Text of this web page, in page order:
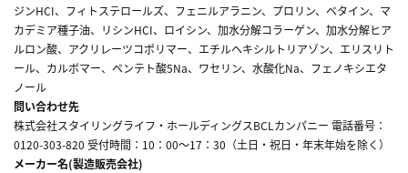
ジンHCI、フィトステロールズ、フェニルアラニン、プロリン、ベタイン、マ
カデミア種子油、リシンHCI、ロイシン、加水分解コラーゲン、加水分解ヒア
ルロン酸、アクリレーツコポリマー、エチルヘキシルトリアゾン、エリスリト
ール、カルボマー、ペンテト酸5Na、ワセリン、水酸化Na、フェノキシエタ
ノール
問い合わせ先
株式会社スタイリングライフ・ホールディングスBCLカンパニー 電話番号：
0120-303-820 受付時間：10：00～17：30（土日・祝日・年末年始を除く）
メーカー名(製造販売会社)